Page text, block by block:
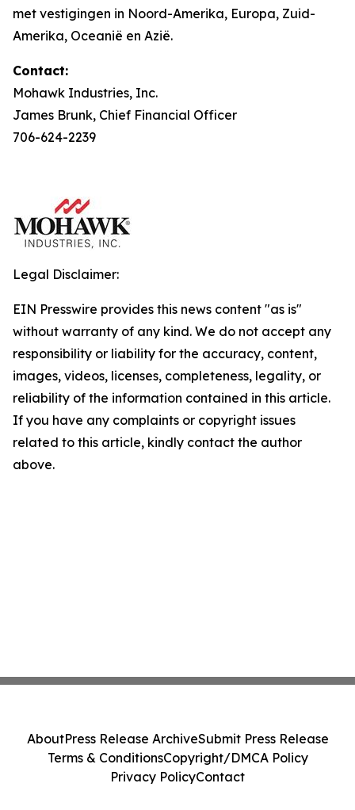
met vestigingen in Noord-Amerika, Europa, Zuid-
Amerika, Oceanië en Azië.
Contact:
Mohawk Industries, Inc.
James Brunk, Chief Financial Officer
706-624-2239
Legal Disclaimer:
EIN Presswire provides this news content "as is"
without warranty of any kind. We do not accept any
responsibility or liability for the accuracy, content,
images, videos, licenses, completeness, legality, or
reliability of the information contained in this article.
If you have any complaints or copyright issues
related to this article, kindly contact the author
above.
AboutPress Release ArchiveSubmit Press Release
Terms & ConditionsCopyright/DMCA Policy
Privacy PolicyContact